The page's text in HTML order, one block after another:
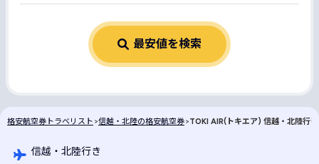
最安値を検索
格安航空券トラベリスト >信越・北陸の格安航空券>TOKI AIR(トキエア) 信越・北陸行
信越・北陸行き